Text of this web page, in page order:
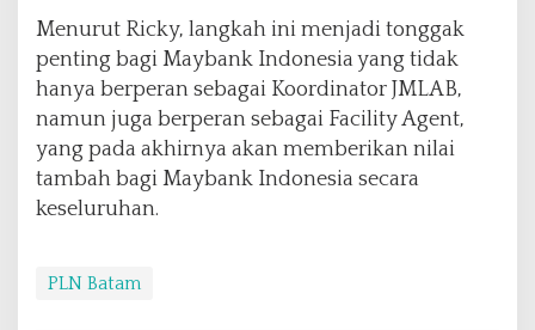
Menurut Ricky, langkah ini menjadi tonggak
penting bagi Maybank Indonesia yang tidak
hanya berperan sebagai Koordinator JMLAB,
namun juga berperan sebagai Facility Agent,
yang pada akhirnya akan memberikan nilai
tambah bagi Maybank Indonesia secara
keseluruhan.
PLN Batam